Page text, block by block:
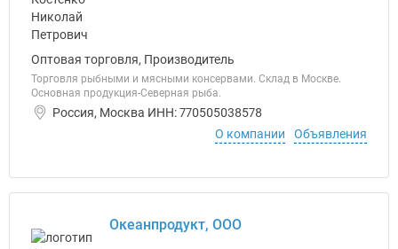
Оптовая торговля, Производитель
Торговля рыбными и мясными консервами. Склад в Москве.
Основная продукция-Северная рыба.
Россия, Москва ИНН: 770505038578
О компании
Объявления
Океанпродукт, ООО